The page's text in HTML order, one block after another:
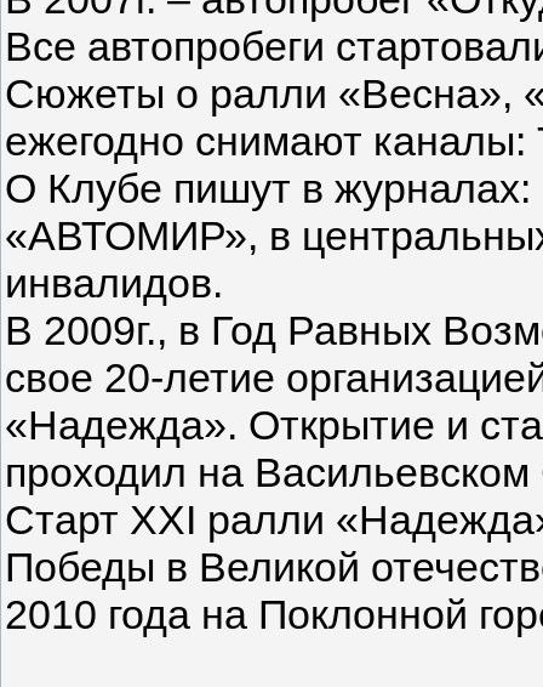
Все автопробеги
Сюжеты о ралли «Весна»,
ежегодно снимают
О Клубе пишут в
«АВТОМИР», в
инвалидов.
В 2009г., в Год Равных
свое 20-летие
«Надежда». Открытие и
проходил на
Старт ХХI ралли
Победы в Великой
2010 года на Поклонной